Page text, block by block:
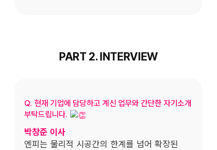
PART 2. INTERVIEW
Q. 현재 기업에 담당하고 계신 업무와 간단한 자기소개
부탁드립니다.
박창준 이사
엔피는 물리적 시공간의 한계를 넘어 확장된